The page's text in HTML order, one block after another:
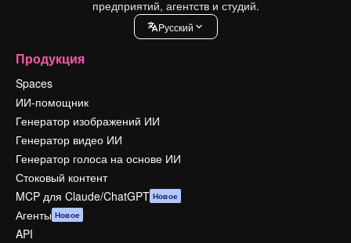
предприятий, агентств и студий.
Pусский
Продукция
Spaces
ИИ-помощник
Генератор изображений ИИ
Генератор видео ИИ
Генератор голоса на основе ИИ
Стоковый контент
MCP для Claude/ChatGPT Новое
Агенты Новое
API